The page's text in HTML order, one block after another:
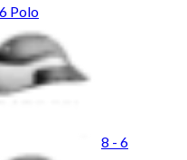
Polo
8 - 6